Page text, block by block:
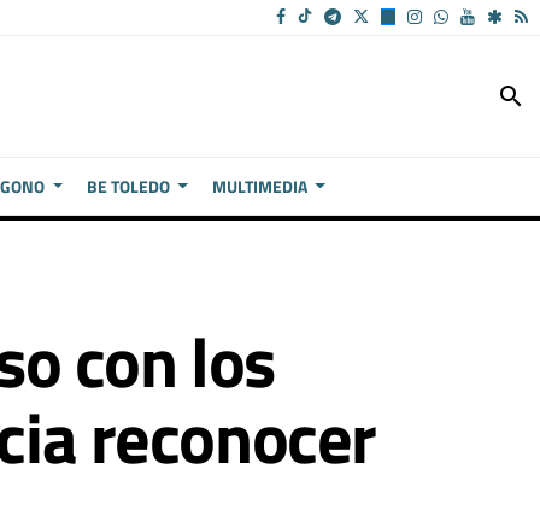
search
BE TOLEDO MULTIMEDIA
con los
reconocer